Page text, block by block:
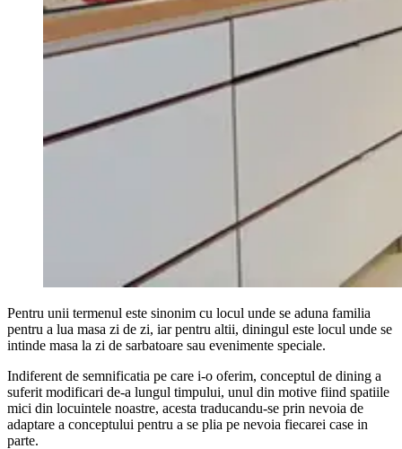
Pentru unii termenul este sinonim cu locul unde se aduna familia
pentru a lua masa zi de zi, iar pentru altii, diningul este locul unde se
intinde masa la zi de sarbatoare sau evenimente speciale.
Indiferent de semnificatia pe care i-o oferim, conceptul de dining a
suferit modificari de-a lungul timpului, unul din motive fiind spatiile
mici din locuintele noastre, acesta traducandu-se prin nevoia de
adaptare a conceptului pentru a se plia pe nevoia fiecarei case in
parte.